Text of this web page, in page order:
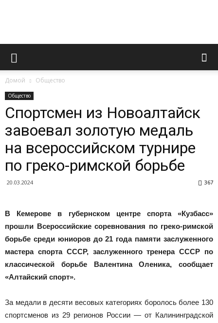
Novoaltaysk.online
Городской
Новоалтайска
Домой Общество
Общество
Спортсмен из Новоалтайск
завоевал золотую медаль
на всероссийском турнире
по греко-римской борьбе
20.03.2024 367
В Кемерове в губернском центре спорта «Кузбасс»
прошли Всероссийские соревнования по греко-римской
борьбе среди юниоров до 21 года памяти заслуженного
мастера спорта СССР, заслуженного тренера СССР по
классической борьбе Валентина Оленика, сообщает
«Алтайский спорт».
За медали в десяти весовых категориях боролось более 130
спортсменов из 29 регионов России — от Калининградской